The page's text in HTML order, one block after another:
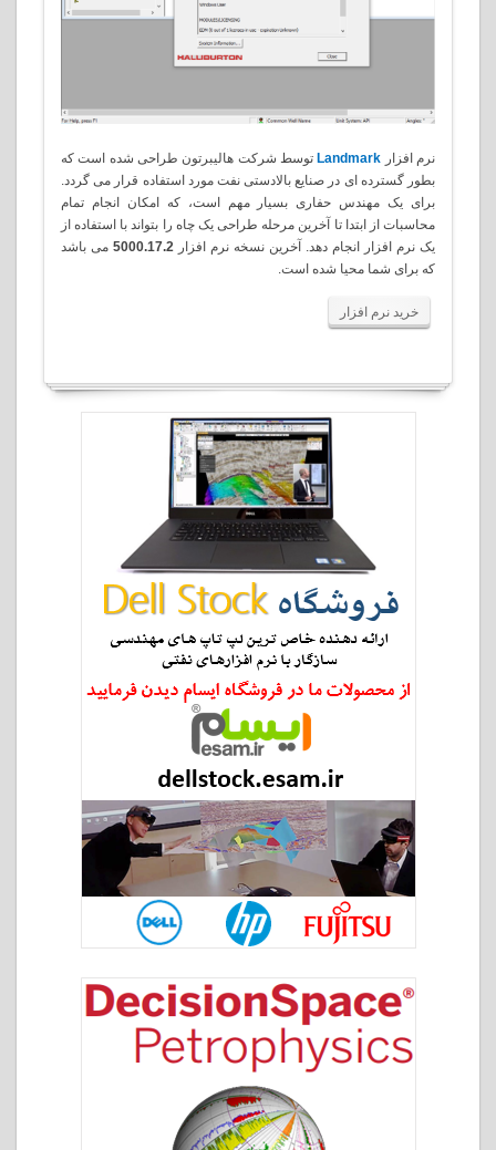
نرم افزار Landmark توسط شرکت هالیبرتون طراحی شده است که
بطور گسترده ای در صنایع بالادستی نفت مورد استفاده قرار می گردد.
برای یک مهندس حفاری بسیار مهم است، که امکان انجام تمام
محاسبات از ابتدا تا آخرین مرحله طراحی یک چاه را بتواند با استفاده از
یک نرم افزار انجام دهد. آخرین نسخه نرم افزار 5000.17.2 می باشد
که برای شما محیا شده است.
خرید نرم افزار